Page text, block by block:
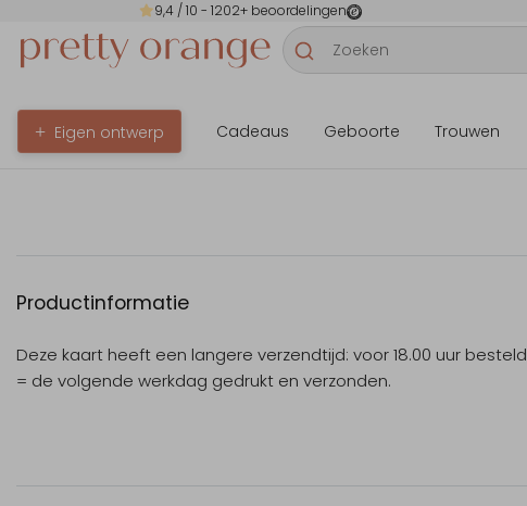
9,4/ 10 - 1202+ beoordelingen
Eigen ontwerp Cadeaus Geboorte Trouwen
Productinformatie
Deze kaart heeft een langere verzendtijd: voor 18.00 uur besteld
= de volgende werkdag gedrukt en verzonden.